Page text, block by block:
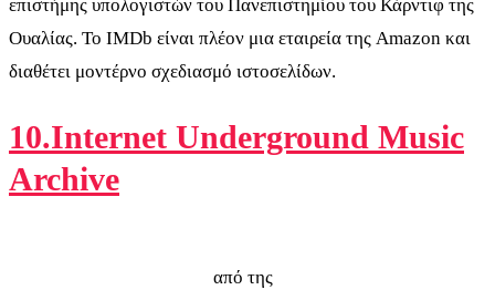
επιστήμης υπολογιστών του Πανεπιστημίου του Κάρντιφ της
Ουαλίας. Το IMDb είναι πλέον μια εταιρεία της Amazon και
διαθέτει μοντέρνο σχεδιασμό ιστοσελίδων.
10.Internet Underground Music
Archive
από της